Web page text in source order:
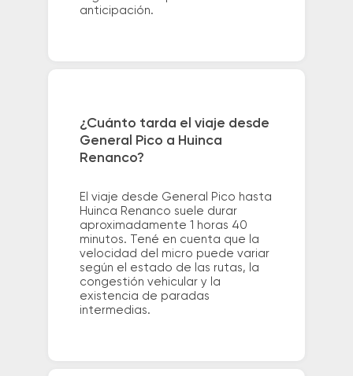
anticipación.
¿Cuánto tarda el viaje desde
General Pico a Huinca
Renanco?
El viaje desde General Pico hasta
Huinca Renanco suele durar
aproximadamente 1 horas 40
minutos. Tené en cuenta que la
velocidad del micro puede variar
según el estado de las rutas, la
congestión vehicular y la
existencia de paradas
intermedias.